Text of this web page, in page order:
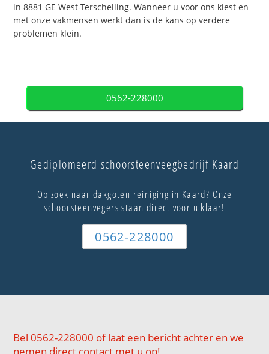
in 8881 GE West-Terschelling. Wanneer u voor ons kiest en
met onze vakmensen werkt dan is de kans op verdere
problemen klein.
0562-228000
Gediplomeerd schoorsteenveegbedrijf Kaard
Op zoek naar dakgoten reiniging in Kaard? Onze
schoorsteenvegers staan direct voor u klaar!
0562-228000
Bel 0562-228000 of laat een bericht achter en we
nemen direct contact met u op!